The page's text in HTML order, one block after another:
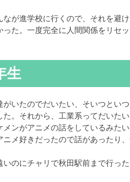
が進学校に行くので、それを避
た。一度完全に人間関係をリセ
生
いたのでだいたい、そいつとい
た。それから、工業系ってだいた
ンがアニメの話をしているみた
メ好きだったので話があったり
いのにチャリで秋田駅前まで行っ